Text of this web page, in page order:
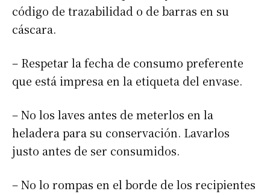
código de trazabilidad o de barras en su
cáscara.
– Respetar la fecha de consumo preferente
que está impresa en la etiqueta del envase.
– No los laves antes de meterlos en la
heladera para su conservación. Lavarlos
justo antes de ser consumidos.
– No lo rompas en el borde de los recipientes